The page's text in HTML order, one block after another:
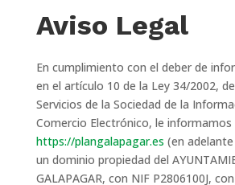
Aviso Legal
En cumplimiento con el deber de
en el artículo 10 de la Ley 34/2002,
Servicios de la Sociedad de la
Comercio Electrónico, le informamos
https://plangalapagar.es (en adelante
un dominio propiedad del
GALAPAGAR, con NIF P2806100J,